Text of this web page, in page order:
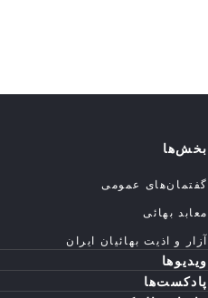
بخش‌ها
گفتمان‌های عمومی
معابد بهائی
آزار و اذیت بهائیان ایران
ویدیوها
پادکست‌ها